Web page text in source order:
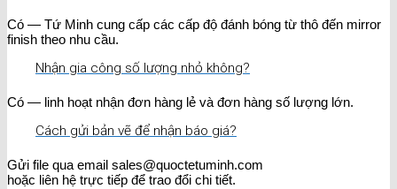
Có — Tứ Minh cung cấp các cấp độ đánh bóng từ thô đến mirror
finish theo nhu cầu.
Nhận gia công số lượng nhỏ không?
Có — linh hoạt nhận đơn hàng lẻ và đơn hàng số lượng lớn.
Cách gửi bản vẽ để nhận báo giá?
Gửi file qua email sales@quoctetuminh.com
hoặc liên hệ trực tiếp để trao đổi chi tiết.